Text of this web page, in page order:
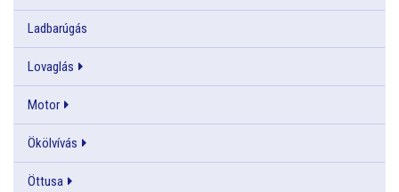
Ladbarúgás
Lovaglás
Motor
Ökölvívás
Öttusa